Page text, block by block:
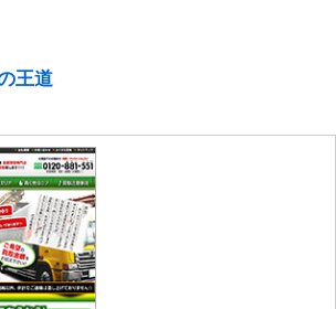
王道